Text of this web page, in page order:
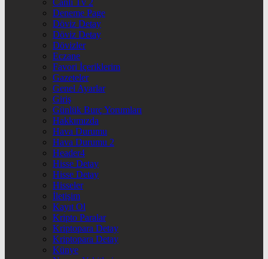
Canlı Tv 2
Deneme Page
Döviz Detay
Döviz Detay
Dövizler
Eczane
Favori İçeriklerim
Gazeteler
Genel Ayarlar
Giriş
Günlük Burç Yorumları
Hakkımızda
Hava Durumu
Hava Durumu 2
Header4
Hisse Detay
Hisse Detay
Hisseler
İletişim
Kayıt Ol
Kripto Paralar
Kriptopara Detay
Kriptopara Detay
Künye